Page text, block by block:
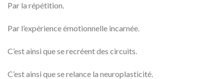
Par la répétition.
Par l’expérience émotionnelle incarnée.
C’est ainsi que se recréent des circuits.
C’est ainsi que se relance la neuroplasticité.